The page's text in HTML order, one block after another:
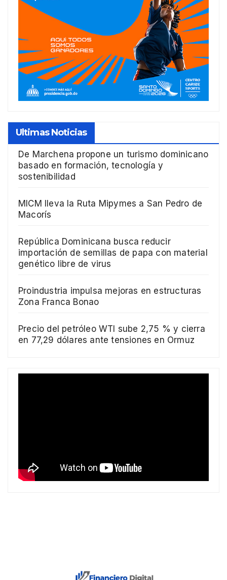
Ultimas Noticias
De Marchena propone un turismo dominicano
basado en formación, tecnología y
sostenibilidad
MICM lleva la Ruta Mipymes a San Pedro de
Macorís
República Dominicana busca reducir
importación de semillas de papa con material
genético libre de virus
Proindustria impulsa mejoras en estructuras
Zona Franca Bonao
Precio del petróleo WTI sube 2,75 % y cierra
en 77,29 dólares ante tensiones en Ormuz